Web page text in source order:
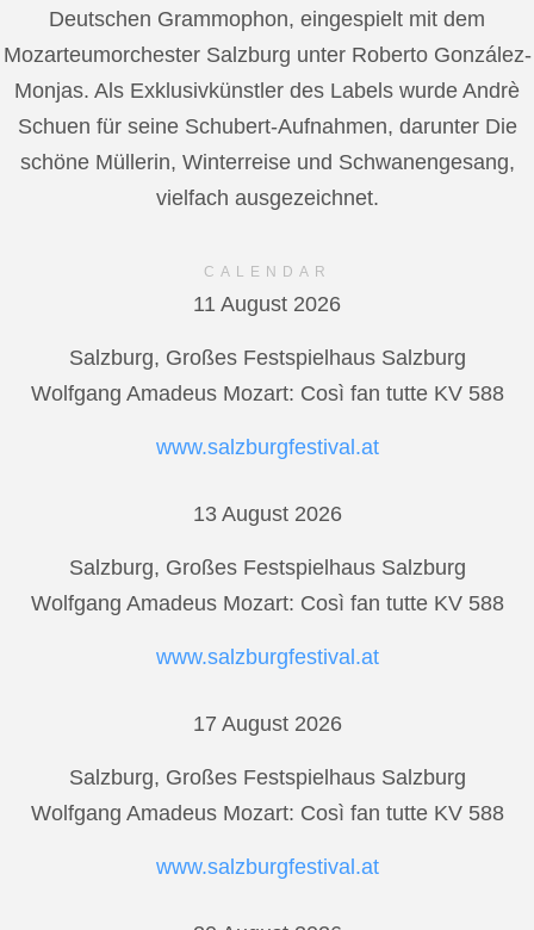
Deutschen Grammophon, eingespielt mit dem
Mozarteumorchester Salzburg unter Roberto González-
Monjas. Als Exklusivkünstler des Labels wurde Andrè
Schuen für seine Schubert-Aufnahmen, darunter Die
schöne Müllerin, Winterreise und Schwanengesang,
vielfach ausgezeichnet.
CALENDAR
11 August 2026
Salzburg, Großes Festspielhaus Salzburg
Wolfgang Amadeus Mozart: Così fan tutte KV 588
www.salzburgfestival.at
13 August 2026
Salzburg, Großes Festspielhaus Salzburg
Wolfgang Amadeus Mozart: Così fan tutte KV 588
www.salzburgfestival.at
17 August 2026
Salzburg, Großes Festspielhaus Salzburg
Wolfgang Amadeus Mozart: Così fan tutte KV 588
www.salzburgfestival.at